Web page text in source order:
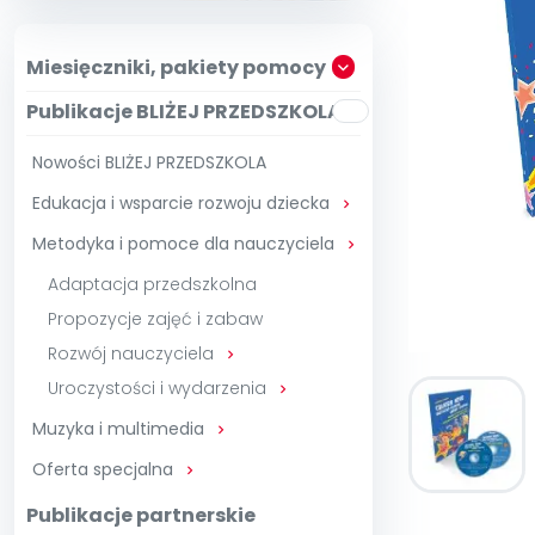
Strefy,
Kuratora
Testuj przez 7 dni
E-
Pełen
Dodaj wpis
Miesięczniki, pakiety pomocy
Publikacje BLIŻEJ PRZEDSZKOLA
Nowości BLIŻEJ PRZEDSZKOLA
Edukacja i wsparcie rozwoju dziecka

Metodyka i pomoce dla nauczyciela 
Adaptacja przedszkolna
Propozycje zajęć i zabaw
Rozwój nauczyciela

Uroczystości i wydarzenia 
Muzyka i multimedia 
Oferta specjalna 
Publikacje partnerskie